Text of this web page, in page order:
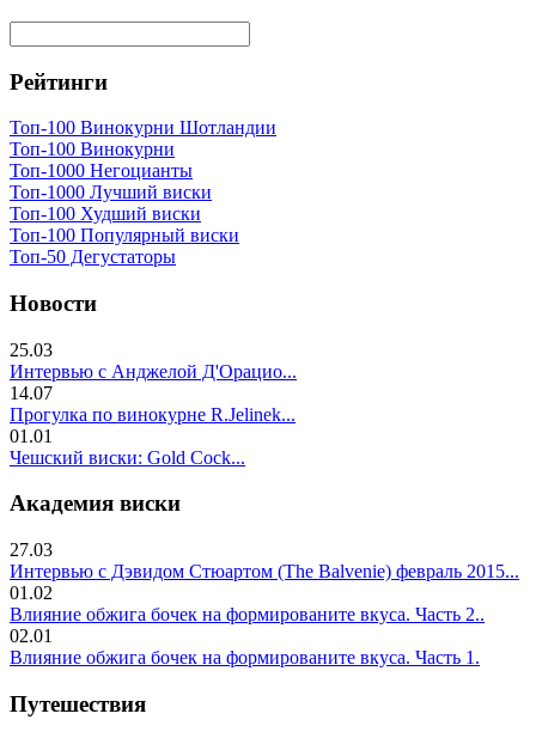
Рейтинги
Топ-100 Винокурни Шотландии
Топ-100 Винокурни
Топ-1000 Негоцианты
Топ-1000 Лучший виски
Топ-100 Худший виски
Топ-100 Популярный виски
Топ-50 Дегустаторы
Новости
25.03
Интервью с Анджелой Д'Орацио...
14.07
Прогулка по винокурне R.Jelinek...
01.01
Чешский виски: Gold Cock...
Академия виски
27.03
Интервью с Дэвидом Стюартом (The Balvenie) февраль 2015...
01.02
Влияние обжига бочек на формированите вкуса. Часть 2..
02.01
Влияние обжига бочек на формированите вкуса. Часть 1.
Путешествия